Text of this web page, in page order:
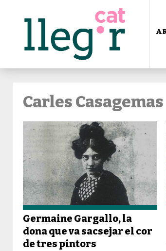
Carles Casagemas
Germaine Gargallo, la
dona que va sacsejar el cor
de tres pintors